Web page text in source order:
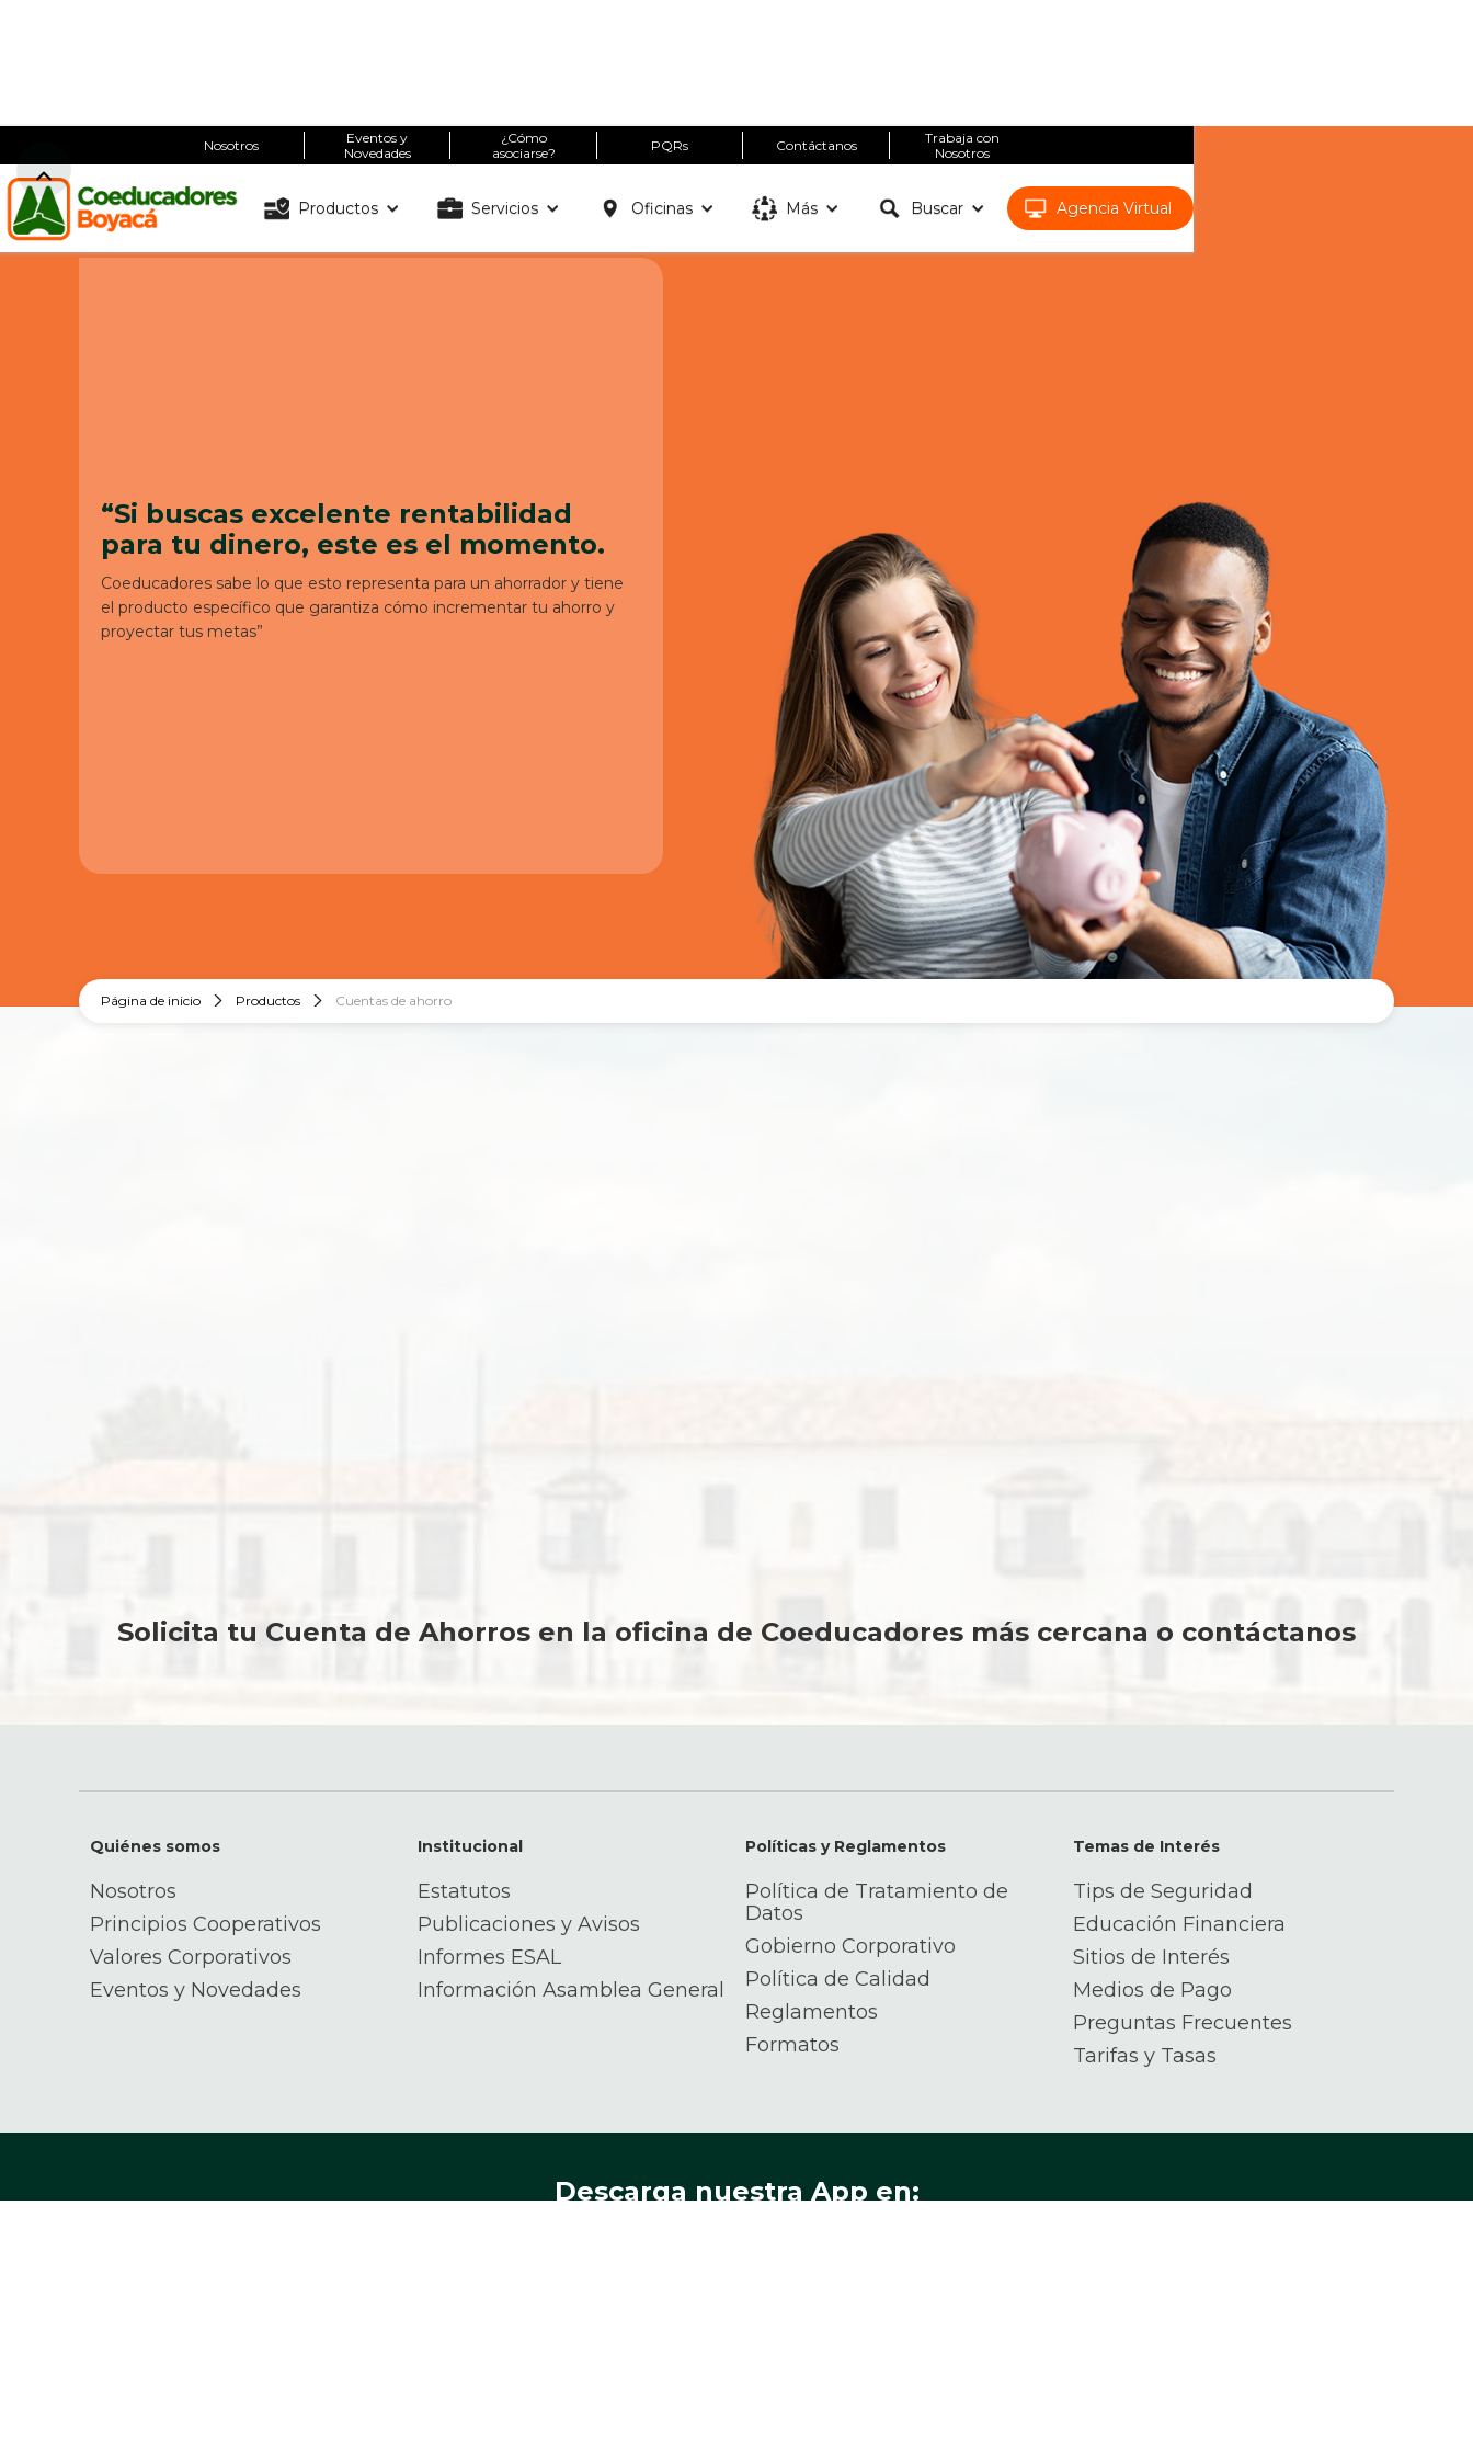
Nosotros
Eventos y
Novedades
¿Cómo
asociarse?
PQRs Contáctanos
Trabaja con
Nosotros
Productos Servicios Oficinas Más Buscar Agencia Virtual
“Si buscas excelente rentabilidad
para tu dinero, este es el momento.
Coeducadores sabe lo que esto representa para un ahorrador y tiene
el producto específico que garantiza cómo incrementar tu ahorro y
proyectar tus metas”
Página de inicio Productos Cuentas de ahorro
Solicita tu Cuenta de Ahorros en la oficina de Coeducadores más cercana o contáctanos
Quiénes somos
Nosotros
Principios Cooperativos
Valores Corporativos
Eventos y Novedades
Institucional
Estatutos
Publicaciones y Avisos
Informes ESAL
Información Asamblea General
Políticas y Reglamentos
Política de Tratamiento de
Datos
Gobierno Corporativo
Política de Calidad
Reglamentos
Formatos
Temas de Interés
Tips de Seguridad
Educación Financiera
Sitios de Interés
Medios de Pago
Preguntas Frecuentes
Tarifas y Tasas
Descarga nuestra App en: